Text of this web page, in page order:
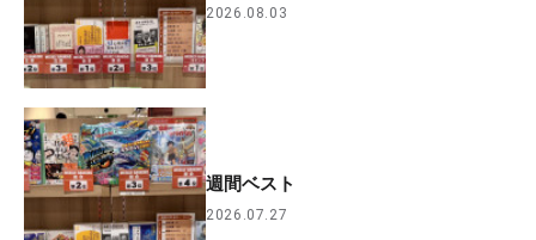
2026.08.03
週間ベスト
2026.07.27